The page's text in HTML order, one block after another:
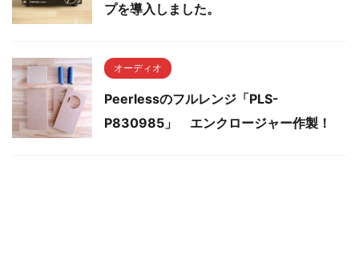
プを導入しました。
オーディオ
Peerlessのフルレンジ「PLS-
P830985」 エンクロージャー作製！